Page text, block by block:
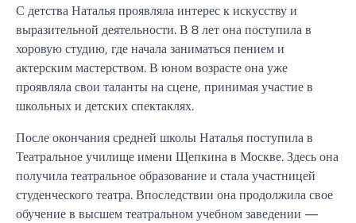
С детства Наталья проявляла интерес к искусству и
выразительной деятельности. В 8 лет она поступила в
хоровую студию, где начала заниматься пением и
актерским мастерством. В юном возрасте она уже
проявляла свои таланты на сцене, принимая участие в
школьных и детских спектаклях.
После окончания средней школы Наталья поступила в
Театральное училище имени Щепкина в Москве. Здесь она
получила театральное образование и стала участницей
студенческого театра. Впоследствии она продолжила свое
обучение в высшем театральном учебном заведении —